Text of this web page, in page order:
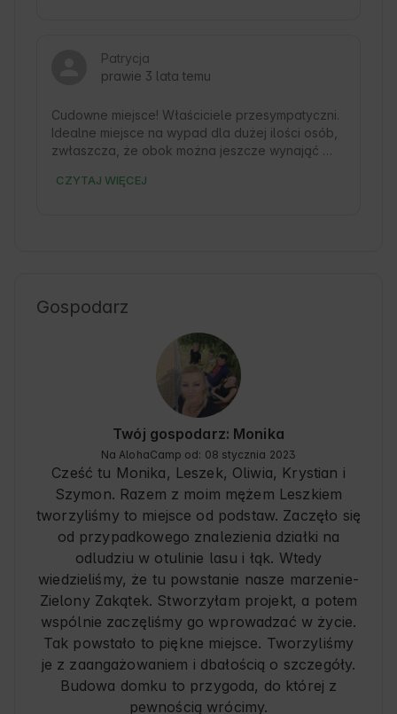
Patrycja
prawie 3 lata temu
Cudowne miejsce! Właściciele przesympatyczni.
Idealne miejsce na wypad dla dużej ilości osób,
zwłaszcza, że obok można jeszcze wynająć
Polecam serdecznie!
CZYTAJ WIĘCEJ
Gospodarz
Twój gospodarz: Monika
Na AlohaCamp od: 08 stycznia 2023
Cześć tu Monika, Leszek, Oliwia, Krystian i
Szymon. Razem z moim mężem Leszkiem
tworzyliśmy to miejsce od podstaw. Zaczęło się
od przypadkowego znalezienia działki na
odludziu w otulinie lasu i łąk. Wtedy
wiedzieliśmy, że tu powstanie nasze marzenie-
Zielony Zakątek. Stworzyłam projekt, a potem
wspólnie zaczęliśmy go wprowadzać w życie.
Tak powstało to piękne miejsce. Tworzyliśmy
je z zaangażowaniem i dbałością o szczegóły.
Budowa domku to przygoda, do której z
pewnością wrócimy.